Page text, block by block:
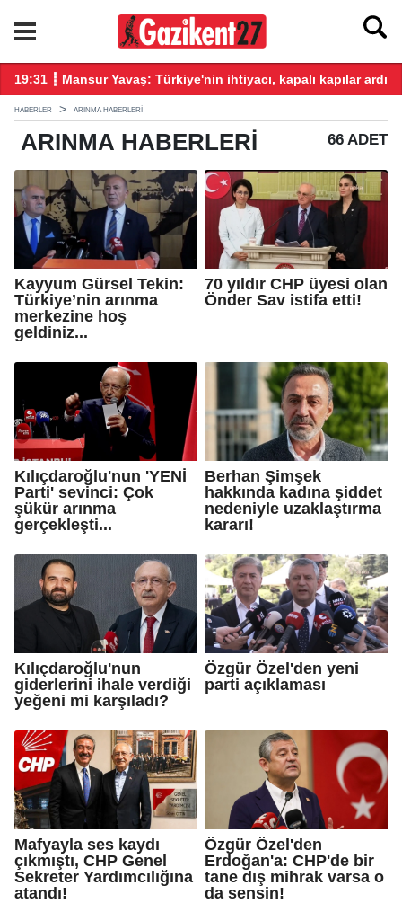
katkı vereceğiz!
19:31 ┋ Mansur Yavaş: Türkiye'nin ihtiyacı, kapalı kapılar
HABERLER ARINMA HABERLERI
ARINMA HABERLERI 66 ADET
Kayyum Gürsel Tekin:
Türkiye’nin arınma
merkezine hoş
geldiniz...
70 yıldır CHP üyesi olan
Önder Sav istifa etti!
Kılıçdaroğlu'nun 'YENİ
Parti' sevinci: Çok
şükür arınma
gerçekleşti...
Berhan Şimşek
hakkında kadına şiddet
nedeniyle uzaklaştırma
kararı!
Kılıçdaroğlu'nun
giderlerini ihale verdiği
yeğeni mi karşıladı?
Özgür Özel'den yeni
parti açıklaması
Mafyayla ses kaydı
çıkmıştı, CHP Genel
Sekreter Yardımcılığına
atandı!
Özgür Özel'den
Erdoğan'a: CHP'de bir
tane dış mihrak varsa o
da sensin!